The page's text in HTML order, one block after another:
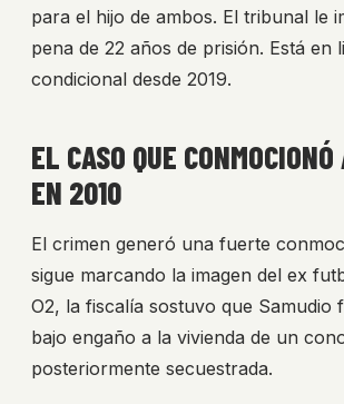
para el hijo de ambos. El tribunal le
pena de 22 años de prisión. Está en
condicional desde 2019.
EL CASO QUE
EN 2010
El crimen generó una fuerte
sigue marcando la imagen del ex
O2, la fiscalía sostuvo que Samudio
bajo engaño a la vivienda de un
posteriormente secuestrada.